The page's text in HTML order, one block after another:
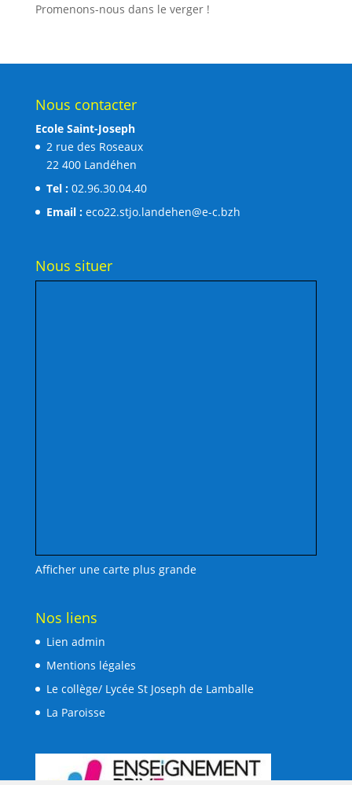
Promenons-nous dans le verger !
Nous contacter
Ecole Saint-Joseph
2 rue des Roseaux
22 400 Landéhen
Tel :02.96.30.04.40
Email :eco22.stjo.landehen@e-c.bzh
Nous situer
Afficher une carte plus grande
Nos liens
Lien admin
Mentions légales
Le collège/ Lycée St Joseph de Lamballe
La Paroisse